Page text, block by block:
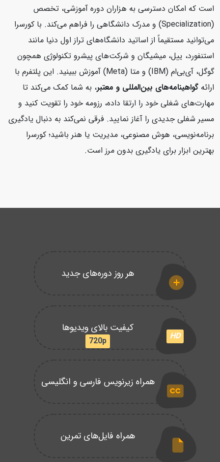
است که امکان دسترسی به هزاران دوره آموزشی، تخصص
(Specialization) و مدرک دانشگاهی را فراهم می‌کند. با کورسرا
می‌توانید مستقیماً از اساتید دانشگاه‌های تراز اول دنیا مانند
استنفورد، ییل، میشیگان و شرکت‌های پیشرو تکنولوژی همچون
گوگل، آی‌بی‌ام (IBM) و متا (Meta) آموزش ببینید. این پلتفرم با
ارائهگواهینامه‌های بین‌المللی و معتبر، به شما کمک می‌کند تا
مهارت‌های شغلی خود را ارتقا داده، رزومه خود را تقویت کنید و
مسیر شغلی جدیدی را آغاز نمایید. فرقی نمی‌کند به دنبال یادگیری
برنامه‌نویسی، هوش مصنوعی، مدیریت یا هنر باشید؛ کورسرا
بهترین ابزار برای یادگیری بدون مرز است.
هر روز دوره‌های جدید
HD
کیفیت بالای ویدیوها
720p
همراه زیرنویس فارسی و انگلیسی
همراه فایل‌های تمرین